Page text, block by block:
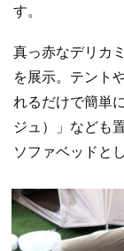
す。
真っ赤なデリカ
を展示。テント
れるだけで簡単
ジュ）」なども
ソファベッドと